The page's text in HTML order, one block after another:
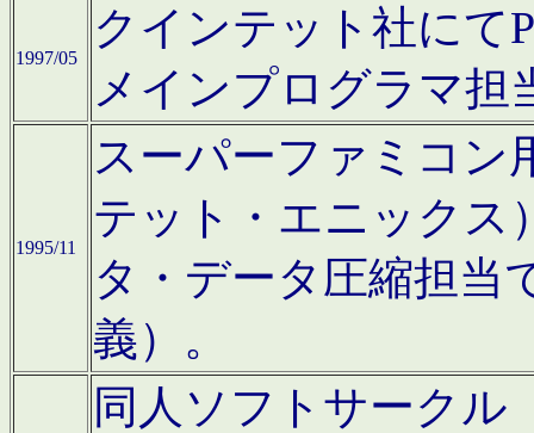
1997/05
クインテット社にて
メインプログラマ担
1995/11
スーパーファミコン
テット・エニックス
タ・データ圧縮担当
義）。
同人ソフトサークル